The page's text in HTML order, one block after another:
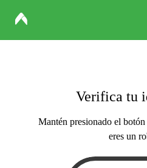
Verifica tu
Mantén presionado el
eres un